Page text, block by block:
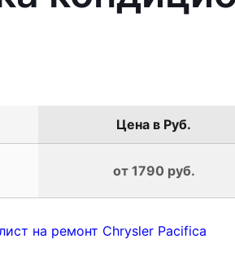
Цена в Руб.
от 1790 руб.
на ремонт Chrysler Pacifica